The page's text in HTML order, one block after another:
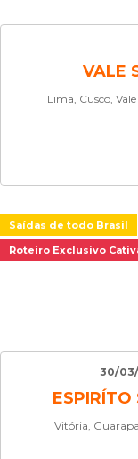
VALE
Lima, Cusco,
Saídas de todo Brasil
Roteiro Exclusivo
30/
Vitória,